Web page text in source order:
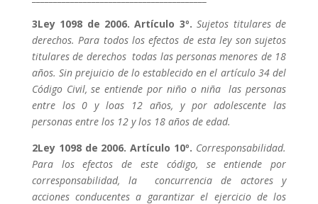
3Ley 1098 de 2006. Artículo 3º.Sujetos titulares de
derechos. Para todos los efectos de esta ley son sujetos
titulares de derechos todas las personas menores de 18
años. Sin prejuicio de lo establecido en el artículo 34 del
Código Civil, se entiende por niño o niña las personas
entre los 0 y loas 12 años, y por adolescente las
personas entre los 12 y los 18 años de edad.
2Ley 1098 de 2006. Artículo 10º. Corresponsabilidad.
Para los efectos de este código, se entiende por
corresponsabilidad, la concurrencia de actores y
acciones conducentes a garantizar el ejercicio de los